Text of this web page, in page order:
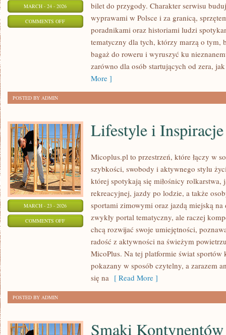
MARCH - 24 - 2026
COMMENTS OFFON
WEEKENDOWE
bilet do przygody. Charakter serwisu
wyprawami w Polsce i za granicą,
poradnikami oraz historiami ludzi
tematyczny dla tych, którzy marzą o tym,
bagaż do roweru i wyruszyć ku
zarówno dla osób startujących od zera,
More ]
POSTED BY ADMIN
MARCH - 23 - 2026
COMMENTS OFFON
LIFESTYLE
INSPIRACJE
Lifestyle i Inspiracje
Micoplus.pl to przestrzeń, które łączy w
szybkości, swobody i aktywnego stylu
której spotykają się miłośnicy rolkarstwa,
rekreacyjnej, jazdy po lodzie, a także
sportami zimowymi oraz jazdą miejską na
zwykły portal tematyczny, ale raczej
chcą rozwijać swoje umiejętności,
radość z aktywności na świeżym
MicoPlus. Na tej platformie świat sportów
pokazany w sposób czytelny, a zarazem
się na [ Read More ]
POSTED BY ADMIN
Smaki Kontynentów